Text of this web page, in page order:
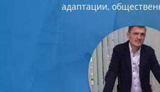
адаптации,